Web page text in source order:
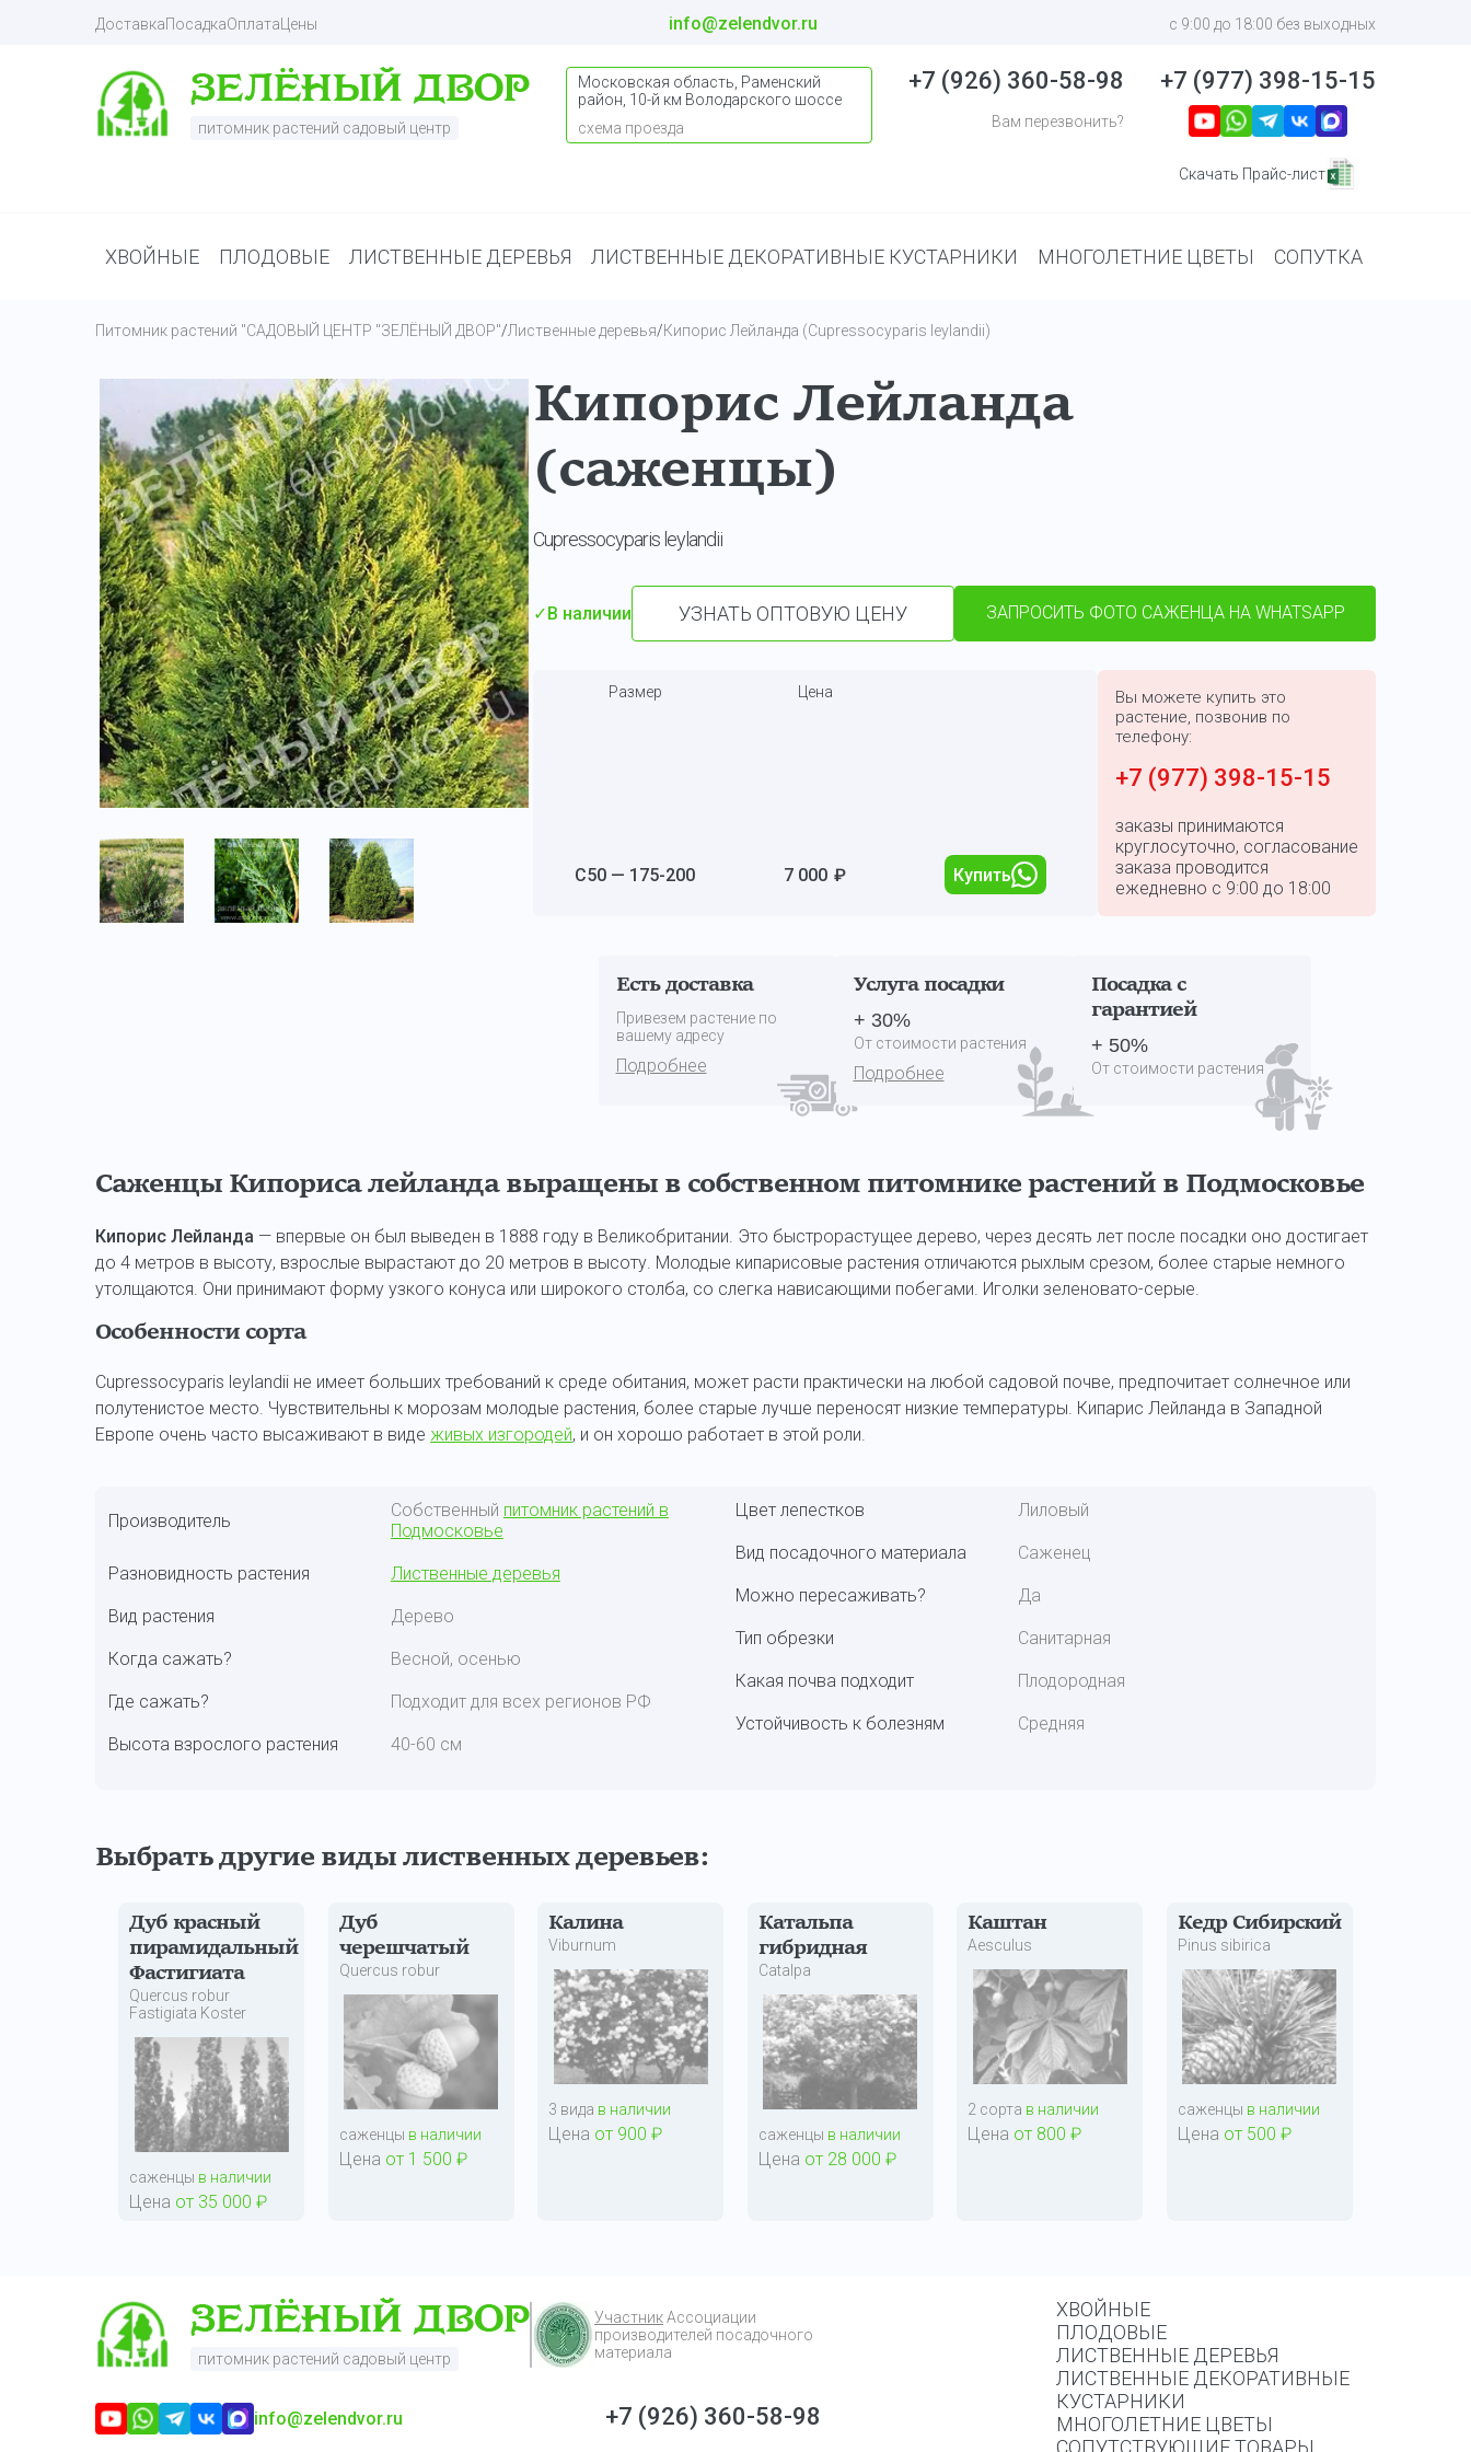
ДоставкаПосадкаОплатаЦены info@zelendvor.ru с 9:00 до 18:00 без выходных
питомник растений садовый центр
Московская область, Раменский
район, 10-й км Володарского шоссе
схема проезда
+7 (926) 360-58-98
Вам перезвонить?
+7 (977) 398-15-15
Скачать Прайс-лист
ХВОЙНЫЕ ПЛОДОВЫЕ ЛИСТВЕННЫЕ ДЕРЕВЬЯ ЛИСТВЕННЫЕ ДЕКОРАТИВНЫЕ КУСТАРНИКИ МНОГОЛЕТНИЕ ЦВЕТЫ СОПУТКА
Питомник растений "САДОВЫЙ ЦЕНТР "ЗЕЛЁНЫЙ ДВОР"/Лиственные деревья/Кипорис Лейланда (Cupressocyparis leylandii)
Кипорис Лейланда
(саженцы)
Cupressocyparis leylandii
✓В наличии УЗНАТЬ ОПТОВУЮ ЦЕНУ ЗАПРОСИТЬ ФОТО САЖЕНЦА НА WHATSAPP
Размер Цена
С50 — 175-200 7 000 ₽ Купить
Вы можете купить это
растение, позвонив по
телефону:
+7 (977) 398-15-15
заказы принимаются
круглосуточно, согласование
заказа проводится
ежедневно с 9:00 до 18:00
Есть доставка
Привезем растение по
вашему адресу
Подробнее
Услуга посадки
+ 30%
От стоимости растения
Подробнее
Посадка с
гарантией
+ 50%
От стоимости растения
Саженцы Кипориса лейланда выращены в собственном питомнике растений в Подмосковье
Кипорис Лейланда — впервые он был выведен в 1888 году в Великобритании. Это быстрорастущее дерево, через десять лет после посадки оно достигает
до 4 метров в высоту, взрослые вырастают до 20 метров в высоту. Молодые кипарисовые растения отличаются рыхлым срезом, более старые немного
утолщаются. Они принимают форму узкого конуса или широкого столба, со слегка нависающими побегами. Иголки зеленовато-серые.
Особенности сорта
Cupressocyparis leylandii не имеет больших требований к среде обитания, может расти практически на любой садовой почве, предпочитает солнечное или
полутенистое место. Чувствительны к морозам молодые растения, более старые лучше переносят низкие температуры. Кипарис Лейланда в Западной
Европе очень часто высаживают в виде живых изгородей, и он хорошо работает в этой роли.
Производитель Собственный питомник растений в
Подмосковье
Разновидность растения Лиственные деревья
Вид растения Дерево
Когда сажать? Весной, осенью
Где сажать? Подходит для всех регионов РФ
Высота взрослого растения 40-60 см
Цвет лепестков Лиловый
Вид посадочного материала Саженец
Можно пересаживать? Да
Тип обрезки Санитарная
Какая почва подходит Плодородная
Устойчивость к болезням Средняя
Выбрать другие виды лиственных деревьев:
Дуб красный
пирамидальный
Фастигиата
Quercus robur
Fastigiata Koster
саженцы в наличии
Цена от 35 000 ₽
Дуб
черешчатый
Quercus robur
саженцы в наличии
Цена от 1 500 ₽
Калина
Viburnum
3 вида в наличии
Цена от 900 ₽
Катальпа
гибридная
Catalpa
саженцы в наличии
Цена от 28 000 ₽
Каштан
Aesculus
2 сорта в наличии
Цена от 800 ₽
Кедр Сибирский
Pinus sibirica
саженцы в наличии
Цена от 500 ₽
питомник растений садовый центр
УчастникАссоциации
производителей посадочного
материала
info@zelendvor.ru +7 (926) 360-58-98
ХВОЙНЫЕ
ПЛОДОВЫЕ
ЛИСТВЕННЫЕ ДЕРЕВЬЯ
ЛИСТВЕННЫЕ ДЕКОРАТИВНЫЕ
КУСТАРНИКИ
МНОГОЛЕТНИЕ ЦВЕТЫ
СОПУТСТВУЮЩИЕ ТОВАРЫ